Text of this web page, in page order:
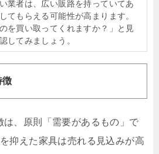
業者は、広い販路を持っていてあ
てもらえる可能性が高まります。
を買い取ってくれますか？」と見
してみましょう。
徴
は、原則「需要があるもの」で
抑えた家具は売れる見込みが高